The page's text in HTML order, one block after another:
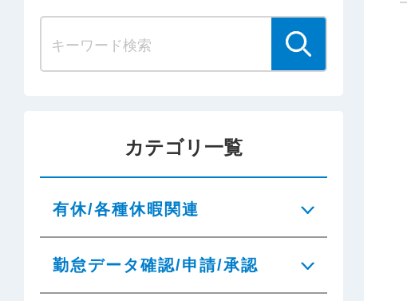
カテゴリ一覧
有休/各種休暇関連
勤怠データ確認/申請/承認